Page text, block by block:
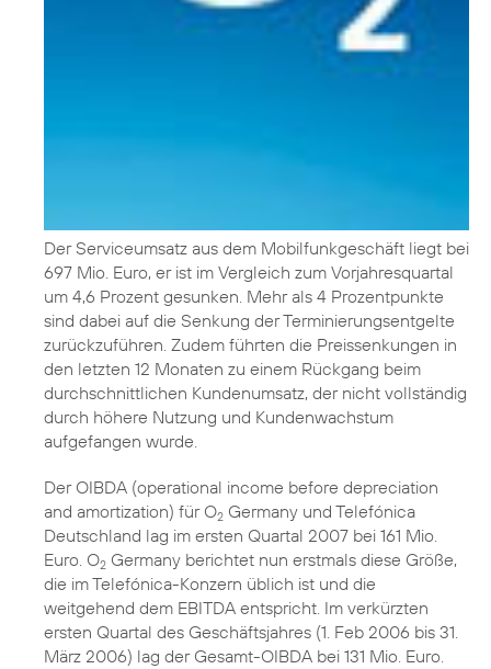
Der Serviceumsatz aus dem Mobilfunkgeschäft liegt bei
697 Mio. Euro, er ist im Vergleich zum Vorjahresquartal
um 4,6 Prozent gesunken. Mehr als 4 Prozentpunkte
sind dabei auf die Senkung der Terminierungsentgelte
zurückzuführen. Zudem führten die Preissenkungen in
den letzten 12 Monaten zu einem Rückgang beim
durchschnittlichen Kundenumsatz, der nicht vollständig
durch höhere Nutzung und Kundenwachstum
aufgefangen wurde.
Der OIBDA (operational income before depreciation
and amortization) für O2 Germany und Telefónica
Deutschland lag im ersten Quartal 2007 bei 161 Mio.
Euro. O2 Germany berichtet nun erstmals diese Größe,
die im Telefónica-Konzern üblich ist und die
weitgehend dem EBITDA entspricht. Im verkürzten
ersten Quartal des Geschäftsjahres (1. Feb 2006 bis 31.
März 2006) lag der Gesamt-OIBDA bei 131 Mio. Euro.